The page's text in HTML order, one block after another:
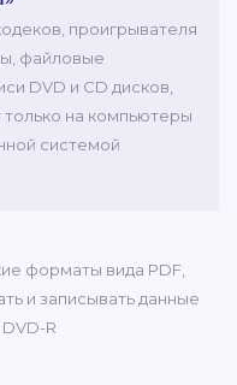
проигрывателя
файловые
DVD и CD дисков,
на компьютеры
системой
форматы вида PDF,
и записывать данные
R